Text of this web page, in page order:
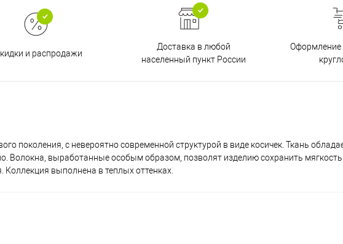
и распродажи
Доставка в любой
населенный пункт России
Оформление
поколения, с невероятно современной структурой в виде косичек. Ткань
Волокна, выработанные особым образом, позволят изделию сохранить мягкость
выполнена в теплых оттенках.